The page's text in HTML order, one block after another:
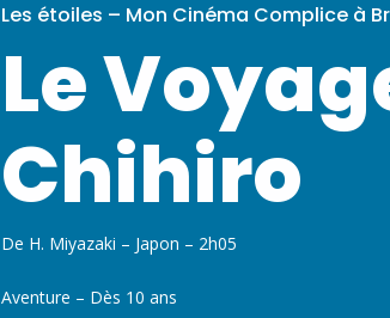
Les étoiles – Mon Cinéma Complice à
Le
Chihiro
De H. Miyazaki – Japon – 2h05
Aventure – Dès 10 ans